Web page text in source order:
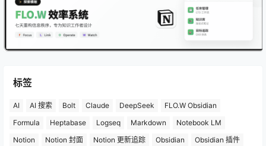
标签
AI AI 搜索 Bolt Claude DeepSeek
FLO.W Obsidian
Formula
Heptabase Logseq Markdown
Notebook LM
Notion
Notion 封面 Notion 更新追踪 Obsidian
Obsidian 插件